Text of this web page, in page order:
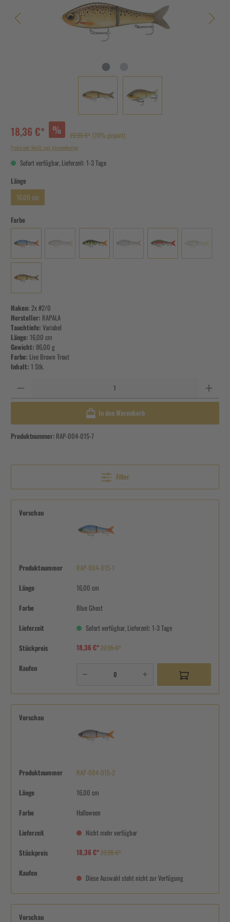
18,36 €* % 22,95 €* (20% gespart)
Preise inkl. MwSt. zzgl. Versandkosten
Sofort verfügbar, Lieferzeit: 1-3 Tage
Länge
16,00 cm
Farbe
Haken: 2x #2/0
Hersteller: RAPALA
Tauchtiefe: Variabel
Länge: 16,00 cm
Gewicht: 86,00 g
Farbe: Live Brown Trout
Inhalt: 1 Stk.
In den Warenkorb
Produktnummer: RAP-004-015-7
Filter
Vorschau
Produktnummer RAP-004-015-1
Länge 16,00 cm
Farbe Blue Ghost
Lieferzeit Sofort verfügbar, Lieferzeit: 1-3 Tage
Stückpreis 18,36 €*22,95 €*
Kaufen
Vorschau
Produktnummer RAP-004-015-2
Länge 16,00 cm
Farbe Halloween
Lieferzeit Nicht mehr verfügbar
Stückpreis 18,36 €*22,95 €*
Kaufen
Diese Auswahl steht nicht zur Verfügung
Vorschau